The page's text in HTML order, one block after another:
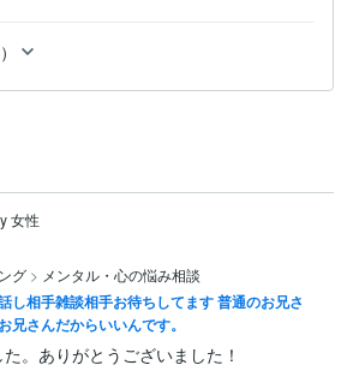
女性
グ > メンタル・心の悩み相談
し相手雑談相手お待ちしてます 普通のお兄さ
兄さんだからいいんです。
。ありがとうございました！